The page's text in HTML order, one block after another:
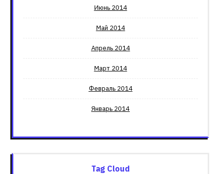
Июнь 2014
Май 2014
Апрель 2014
Март 2014
Февраль 2014
Январь 2014
Tag Cloud